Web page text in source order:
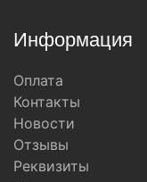
Информация
Оплата
Контакты
Новости
Отзывы
Реквизиты